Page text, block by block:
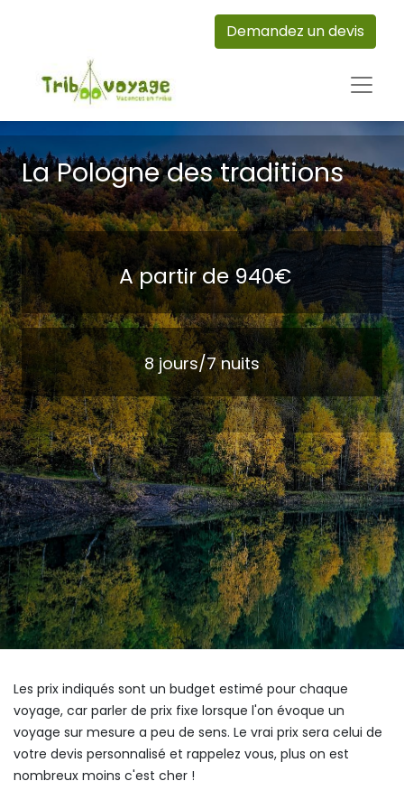
Demandez un devis
La Pologne des traditions
A partir de 940€
8 jours/7 nuits
Les prix indiqués sont un budget estimé pour chaque
voyage, car parler de prix fixe lorsque l'on évoque un
voyage sur mesure a peu de sens. Le vrai prix sera celui de
votre devis personnalisé et rappelez vous, plus on est
nombreux moins c'est cher !